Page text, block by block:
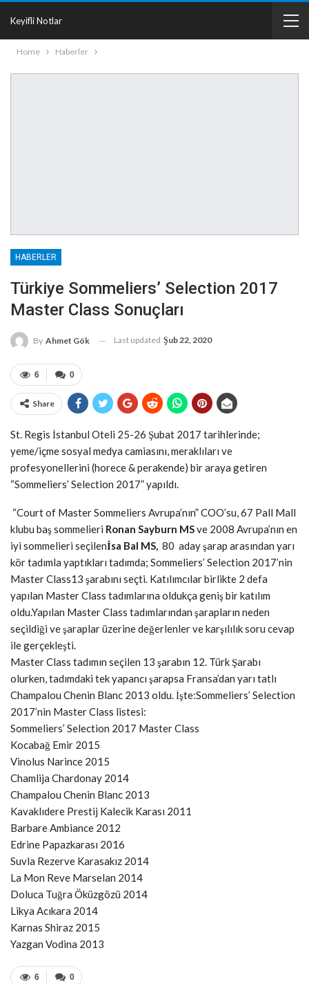
Keyifli Notlar
Home Haberler
HABERLER
Türkiye Sommeliers’ Selection 2017
Master Class Sonuçları
By Ahmet Gök Last updated Şub 22, 2020
0
6
Share
St. Regis İstanbul Oteli 25-26 Şubat 2017 tarihlerinde;
yeme/içme sosyal medya camiasını, meraklıları ve
profesyonellerini (horece & perakende) bir araya getiren
“Sommeliers’ Selection 2017” yapıldı.
“Court of Master Sommeliers Avrupa’nın” COO’su, 67 Pall Mall
klubu baş sommelieri Ronan Sayburn MSve 2008 Avrupa’nın en
iyi sommelieri seçilenİsa Bal MS, 80 aday şarap arasından yarı
kör tadımla yaptıkları tadımda; Sommeliers’ Selection 2017’nin
Master Class13 şarabını seçti. Katılımcılar birlikte 2 defa
yapılan Master Class tadımlarına oldukça geniş bir katılım
oldu.Yapılan Master Class tadımlarından şarapların neden
seçildiği ve şaraplar üzerine değerlenler ve karşılılık soru cevap
ile gerçekleşti.
Master Class tadımın seçilen 13 şarabın 12. Türk Şarabı
olurken, tadımdaki tek yapancı şarapsa Fransa’dan yarı tatlı
Champalou Chenin Blanc 2013 oldu. İşte:Sommeliers’ Selection
2017’nin Master Class listesi:
Sommeliers’ Selection 2017 Master Class
Kocabağ Emir 2015
Vinolus Narince 2015
Chamlija Chardonay 2014
Champalou Chenin Blanc 2013
Kavaklıdere Prestij Kalecik Karası 2011
Barbare Ambiance 2012
Edrine Papazkarası 2016
Suvla Rezerve Karasakız 2014
La Mon Reve Marselan 2014
Doluca Tuğra Öküzgözü 2014
Likya Acıkara 2014
Karnas Shiraz 2015
Yazgan Vodina 2013
0
6